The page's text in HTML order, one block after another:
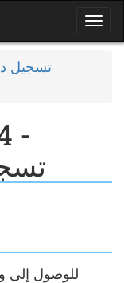
تسجيل
-
للوصول إلى